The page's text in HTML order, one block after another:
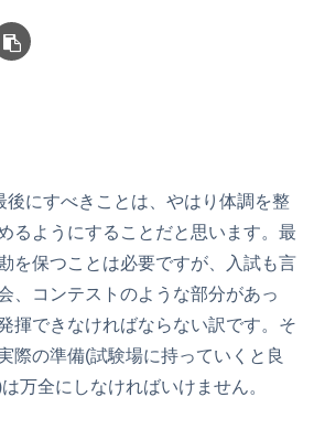
後にすべきことは、やはり体調を整
るようにすることだと思います。最
を保つことは必要ですが、入試も言
、コンテストのような部分があっ
揮できなければならない訳です。そ
際の準備(試験場に持っていくと良
万全にしなければいけません。